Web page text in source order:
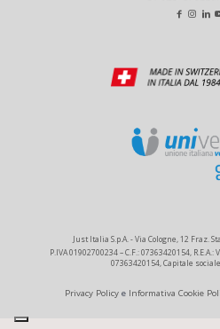
Just Italia S.p.A. - Via Cologne, 12 Fraz.
P.IVA 01902700234 – C.F.: 07363420154,
07363420154, Capitale
Privacy Policye Informativa Cookie